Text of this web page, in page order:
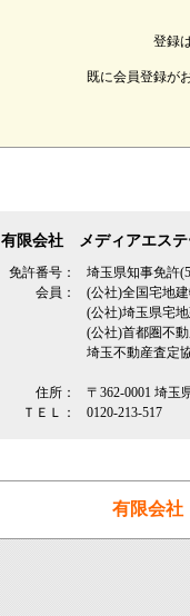
登録
既に会員登録が
有限会社 メディアエステ
免許番号：
埼玉県知事免許
会員：
(公社)全国宅地
(公社)埼玉県宅
(公社)首都圏不
埼玉不動産査定
住所：
〒362‐0001 埼玉
ＴＥＬ：
0120-213-517
有限会